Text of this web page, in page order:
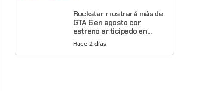
Rockstar mostrará más de
GTA 6 en agosto con
estreno anticipado en
Netflix
Hace 2 días